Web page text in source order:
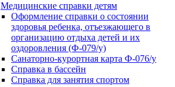
Медицинские справки детям
Оформление справки о состоянии
здоровья ребенка, отъезжающего в
организацию отдыха детей и их
оздоровления (Ф-079/у)
Санаторно-курортная карта Ф-076/у
Справка в бассейн
Справка для занятия спортом